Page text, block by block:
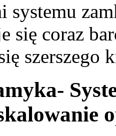
systemu
się coraz
szerszego